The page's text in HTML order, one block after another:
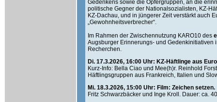
Gedenkens sowie die Opfergruppen, an die
politische Gegner der Nationalsozialisten, KZ-
KZ-Dachau, und in jüngerer Zeit verstärkt auch
„Gewohnheitsverbrecher“.
Im Rahmen der Zwischennutzung KARO10 des
Augsburger Erinnerungs- und Gedenkinitiativen
Recherchen.
Di. 17.3.2026, 16:00 Uhr: KZ-Häftlinge aus
Kurz-Info: Bella Ciao und Mee(h)r. Reinhold
Häftlingsgruppen aus Frankreich, Italien und
Mi. 18.3.2026, 15:00 Uhr: Film: Zeichen setzen.
Fritz Schwarzbäcker und Inge Kroll. Dauer: ca.